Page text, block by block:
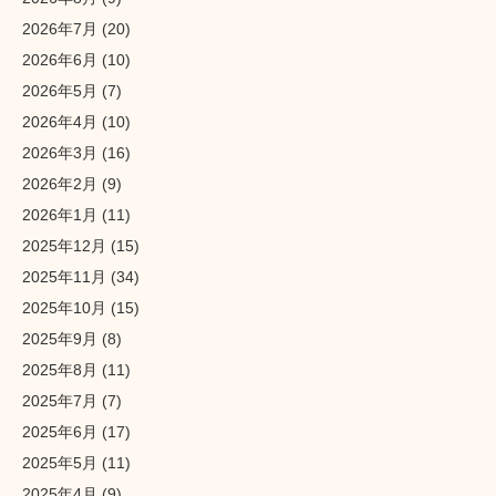
2026年7月 (20)
2026年6月 (10)
2026年5月 (7)
2026年4月 (10)
2026年3月 (16)
2026年2月 (9)
2026年1月 (11)
2025年12月 (15)
2025年11月 (34)
2025年10月 (15)
2025年9月 (8)
2025年8月 (11)
2025年7月 (7)
2025年6月 (17)
2025年5月 (11)